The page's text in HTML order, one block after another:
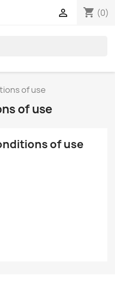
shopping_cart (0)

of use
of use
of use